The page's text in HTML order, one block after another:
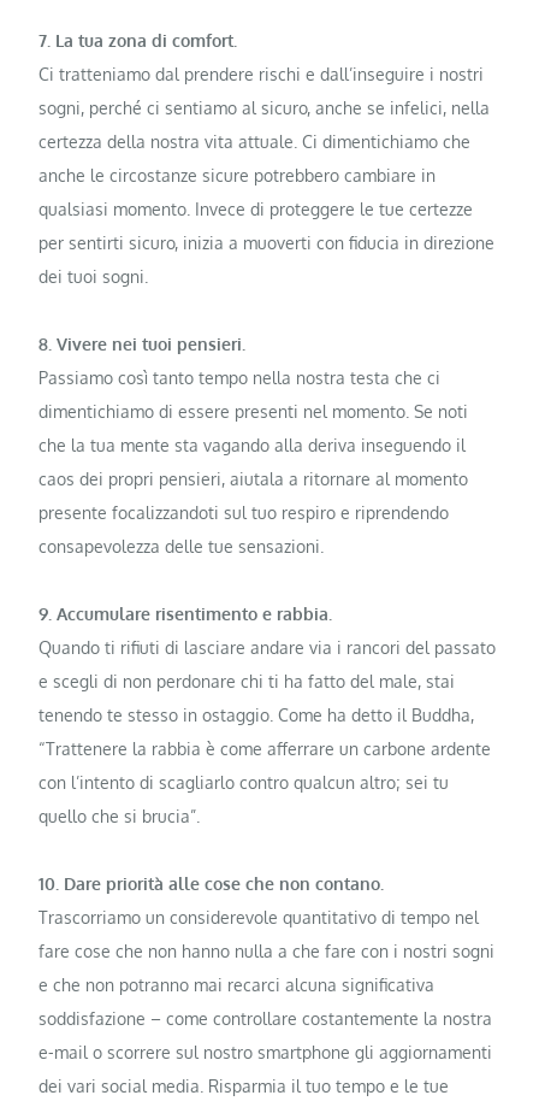
7. La tua zona di comfort.
Ci tratteniamo dal prendere rischi e dall’inseguire i nostri
sogni, perché ci sentiamo al sicuro, anche se infelici, nella
certezza della nostra vita attuale. Ci dimentichiamo che
anche le circostanze sicure potrebbero cambiare in
qualsiasi momento. Invece di proteggere le tue certezze
per sentirti sicuro, inizia a muoverti con fiducia in direzione
dei tuoi sogni.
8. Vivere nei tuoi pensieri.
Passiamo così tanto tempo nella nostra testa che ci
dimentichiamo di essere presenti nel momento. Se noti
che la tua mente sta vagando alla deriva inseguendo il
caos dei propri pensieri, aiutala a ritornare al momento
presente focalizzandoti sul tuo respiro e riprendendo
consapevolezza delle tue sensazioni.
9. Accumulare risentimento e rabbia.
Quando ti rifiuti di lasciare andare via i rancori del passato
e scegli di non perdonare chi ti ha fatto del male, stai
tenendo te stesso in ostaggio. Come ha detto il Buddha,
“Trattenere la rabbia è come afferrare un carbone ardente
con l’intento di scagliarlo contro qualcun altro; sei tu
quello che si brucia”.
10. Dare priorità alle cose che non contano.
Trascorriamo un considerevole quantitativo di tempo nel
fare cose che non hanno nulla a che fare con i nostri sogni
e che non potranno mai recarci alcuna significativa
soddisfazione – come controllare costantemente la nostra
e-mail o scorrere sul nostro smartphone gli aggiornamenti
dei vari social media. Risparmia il tuo tempo e le tue